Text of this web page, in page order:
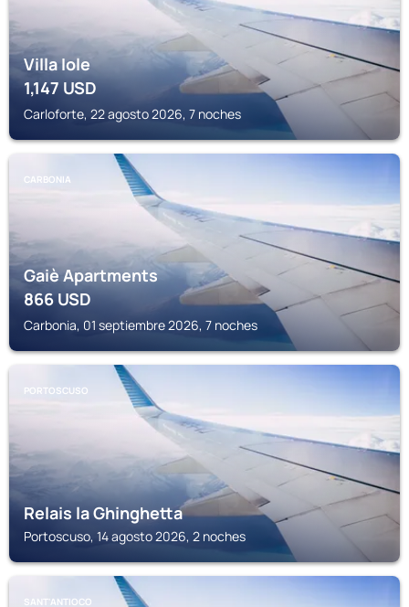
Villa Iole
1,147USD
Carloforte, 22 agosto 2026, 7 noches
CARBONIA
Gaiè Apartments
866USD
Carbonia, 01 septiembre 2026, 7 noches
PORTOSCUSO
Relais la Ghinghetta
Portoscuso, 14 agosto 2026, 2 noches
SANT'ANTIOCO